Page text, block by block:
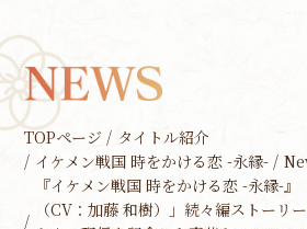
TOPページ
タイトル紹介
イケメン戦国 時をかける恋 -永縁-
『イケメン戦国 時をかける恋 -永縁-』
（CV：加藤 和樹）」続々編ストーリ